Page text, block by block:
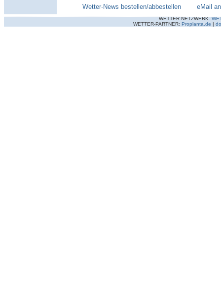
Wetter-News bestellen/abbestellen eMail
WETTER-NETZWERK:
WETTER-PARTNER: Proplanta.de |